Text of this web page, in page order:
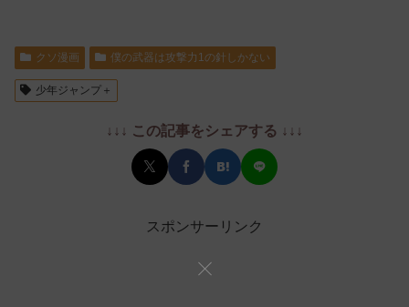
クソ漫画 僕の武器は攻撃力1の針しかない
少年ジャンプ＋
↓↓↓ この記事をシェアする ↓↓↓
スポンサーリンク